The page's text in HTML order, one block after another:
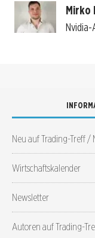
Mirko
Nvidia-
Neu auf Trading-Treff /
Wirtschaftskalender
Newsletter
Autoren auf Trading-